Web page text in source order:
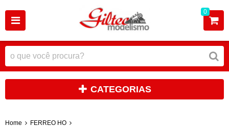
0
CATEGORIAS
Home
FERREO HO